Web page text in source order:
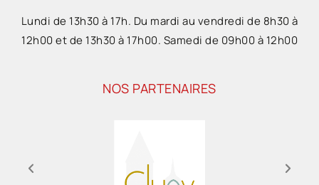
Lundi de 13h30 à 17h. Du mardi au vendredi de 8h30 à
12h00 et de 13h30 à 17h00. Samedi de 09h00 à 12h00
NOS PARTENAIRES